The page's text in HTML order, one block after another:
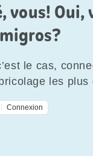
vous!
le cas,
les plus
Connexion